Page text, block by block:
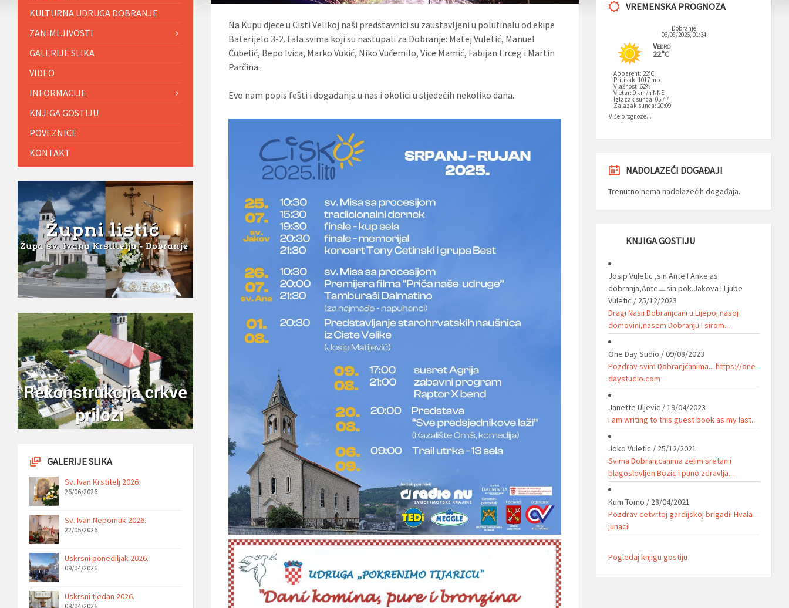
Na Kupu djece u Cisti Velikoj naši predstavnici su zaustavljeni u polufinalu od ekipe
Baterijelo 3-2. Fala svima koji su nastupali za Dobranje: Matej Vuletić, Manuel
Ćubelić, Bepo Ivica, Marko Vukić, Niko Vučemilo, Vice Mamić, Fabijan Erceg i Martin
Parčina.
Evo nam popis fešti i događanja u nas i okolici u sljedećih nekoliko dana.
KULTURNA UDRUGA DOBRANJE
ZANIMLJIVOSTI
GALERIJE SLIKA
VIDEO
INFORMACIJE
KNJIGA GOSTIJU
POVEZNICE
KONTAKT
GALERIJE SLIKA
Sv. Ivan Krstitelj 2026.
26/06/2026
Sv. Ivan Nepomuk 2026.
22/05/2026
Uskrsni ponediljak 2026.
09/04/2026
Uskrsni tjedan 2026.
08/04/2026
VREMENSKA PROGNOZA
Dobranje
06/08/2026, 01:34
Vedro
22°C
Apparent: 22°C
Pritisak: 1017 mb
Vlažnost: 62%
Vjetar: 9 km/h NNE
Izlazak sunca: 05:47
Zalazak sunca: 20:09
Više prognoze...
NADOLAZEĆI DOGAĐAJI
Trenutno nema nadolazećih događaja.
KNJIGA GOSTIJU
Josip Vuletic ,sin Ante I Anke as
dobranja,Anteㅡsin pok.Jakova I Ljube
Vuletic / 25/12/2023
Dragi Nasii Dobranjcani u Lijepoj nasoj
domovini,nasem Dobranju I sirom...
One Day Sudio /09/08/2023
Pozdrav svim Dobranjčanima... https://one-
daystudio.com
Janette Uljevic /19/04/2023
I am writing to this guest book as my last...
Joko Vuletic / 25/12/2021
Svima Dobranjcanima zelim sretan i
blagoslovljen Bozic i puno zdravlja...
Kum Tomo / 28/04/2021
Pozdrav cetvrtoj gardijskoj brigadi! Hvala
junaci!
Pogledaj knjigu gostiju